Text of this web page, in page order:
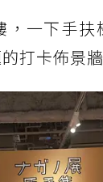
，一下手扶
打卡佈景牆